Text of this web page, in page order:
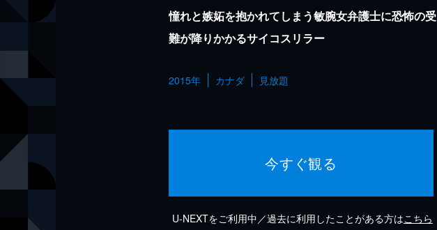
憧れと嫉妬を抱かれてしまう敏腕女弁護士に恐怖の受
難が降りかかるサイコスリラー
2015年 カナダ 見放題
今すぐ観る
U-NEXTをご利用中／過去に利用したことがある方はこちら